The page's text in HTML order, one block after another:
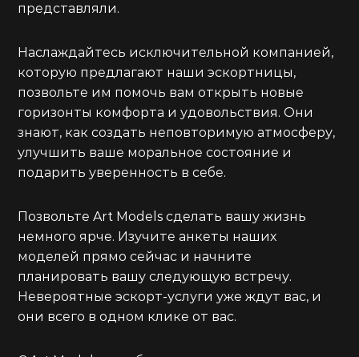
представляли.
Наслаждайтесь исключительной компанией,
которую предлагают наши эскортницы,
позвольте им помочь вам открыть новые
горизонты комфорта и удовольствия. Они
знают, как создать неповторимую атмосферу,
улучшить ваше моральное состояние и
подарить уверенность в себе.
Позвольте Art Models сделать вашу жизнь
немного ярче. Изучите анкеты наших
моделей прямо сейчас и начните
планировать вашу следующую встречу.
Невероятные эскорт-услуги уже ждут вас, и
они всего в одном клике от вас.